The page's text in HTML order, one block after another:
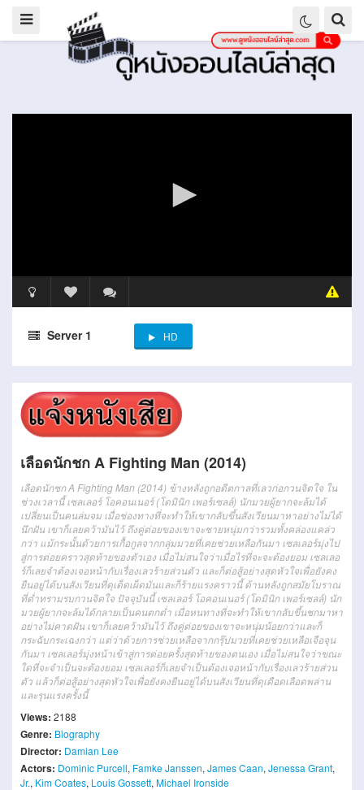
Server 1 HD
เลือดนักชก A Fighting Man (2014)
เลือดนักชก A Fighting Man (2014) ข้างหลังถูกอดีตกาลที่เลวก่อกวนจิตใจ ใน
ช่วงเวลานี้ เซลเลอร์ โอคอนเนอร์ (โดมินิก เพอร์เซลล์) นักมวยผู้ยากจะล้มได้
เปลี่ยนเป็นคนล่มจม เมื่อช่องทางที่จะทำให้เขากลับขึ้นสังเวียนมาหาอย่างไม่ได้
นึกฝัน เขาก็เลยคว้ามันไว้ ถึงคู่ต่อยของเขาจะชายหนุ่มกว่ารวมทั้งคล่องแคล่ว
กว่า แม้กระนั้นด้วยการเกื้อกูลจากกลุ่มมวยที่เคยช่วยเหลือกันมา เซลเลอร์มุ่งไป
สู่การต่อยคราวสุดท้ายของตัวเอง เมื่อไม่สนใจว่าเมื่อไรที่จะจะต้องยอม เซลเลอ
ร์ก็เลยจำต้องเจอหน้ากับเรื่องเลวร้ายส่วนตัว และก็ต่อสู้อย่างสุดหัวใจเพื่อยังคง
ยืนอยู่ได้บนสังเวียนที่ดุเด็ดเผ็ดมันและก็ร้ายแรงคราวนี้ ด้านหลังถูกสมัยโบราณ
ที่ต่ำทรามรบกวนจิตใจ ปัจจุบันนี้ เซลเลอร์ โอคอนเนอร์ (โดมินิก เพอร์เซลล์) นัก
มวยผู้ยากจะล้มได้กลายเป็นคนตกต่ำ เมื่อหนทางที่จะทำให้เขากลับขึ้นชกมาหา
อย่างไม่คาดฝัน เขาก็เลยคว้ามันไว้ ถึงคู่ต่อยของเขาจะหนุ่มน้อยกว่าและก็
กระฉับกระเฉงกว่า แต่ว่าด้วยการช่วยเหลือจากกรุ๊ปมวยที่เคยช่วยเหลือเจือจุน
กันมา เซลเลอร์มุ่งหน้าเข้าสู่การต่อยครั้งสุดท้ายของตนเอง เมื่อไม่สนใจว่าขณะ
ใดที่จะจำเป็นจะต้องยอม เซลเลอร์ก็เลยจำเป็นต้องเจอหน้ากับเรื่องเลวร้ายส่วน
ตัว แล้วก็ต่อสู้อย่างสุดหัวใจเพื่อยังคงยืนอยู่ได้บนสังเวียนที่ดุเดือดเลือดพล่าน
และรุนแรงครั้งนี้
Views: 2188
Genre: Biography
Director: Damian Lee
Actors: Dominic Purcell, Famke Janssen, James Caan, Jenessa Grant,
Jr., Kim Coates, Louis Gossett, Michael Ironside